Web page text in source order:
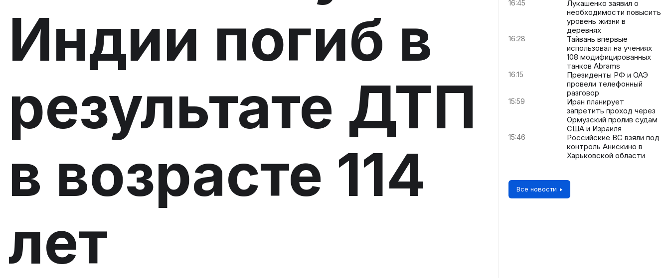
Индии погиб в
результате ДТП
в возрасте 114
лет
16:45
Лукашенко заявил о
необходимости повысить
уровень жизни в
деревнях
16:28
Тайвань впервые
использовал на учениях
108 модифицированных
танков Abrams
16:15
Президенты РФ и ОАЭ
провели телефонный
разговор
15:59
Иран планирует
запретить проход через
Ормузский пролив судам
США и Израиля
15:46
Российские ВС взяли под
контроль Анискино в
Харьковской области
Все новости